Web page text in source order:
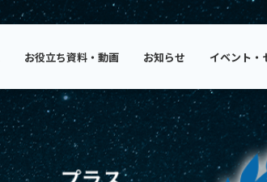
お役立ち資料・動画 お知らせ イベント・